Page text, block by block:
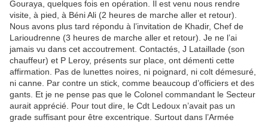
Gouraya, quelques fois en opération. Il est venu nous rendre
visite, à pied, à Béni Ali (2 heures de marche aller et retour).
Nous avons plus tard répondu à l’invitation de Khadir, Chef de
Larioudrenne (3 heures de marche aller et retour). Je ne l’ai
jamais vu dans cet accoutrement. Contactés, J Lataillade (son
chauffeur) et P Leroy, présents sur place, ont démenti cette
affirmation. Pas de lunettes noires, ni poignard, ni colt démesuré,
ni canne. Par contre un stick, comme beaucoup d’officiers et des
gants. Et je ne pense pas que le Colonel commandant le Secteur
aurait apprécié. Pour tout dire, le Cdt Ledoux n’avait pas un
grade suffisant pour être excentrique. Surtout dans l’Armée